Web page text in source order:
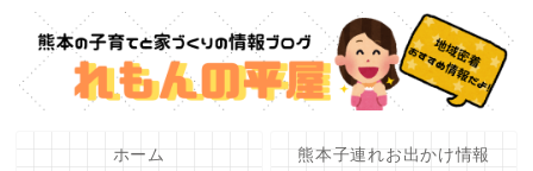
ホーム 熊本子連れお出かけ情報